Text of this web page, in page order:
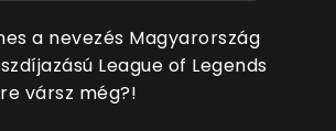
a nevezés Magyarország
League of Legends
vársz még?!